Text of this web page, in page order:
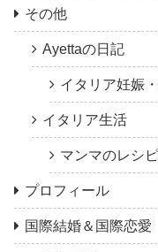
その他
Ayettaの日記
イタリア妊娠
イタリア生活
マンマのレシピ
プロフィール
国際結婚＆国際恋愛